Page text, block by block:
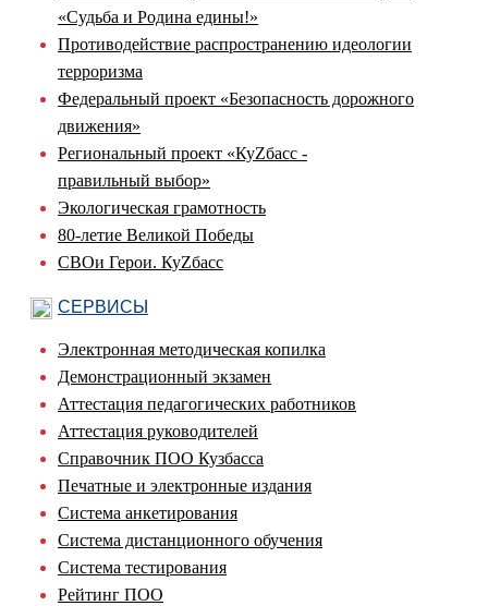
«Судьба и Родина едины!»
Противодействие распространению идеологии
терроризма
Федеральный проект «Безопасность дорожного
движения»
Региональный проект «КуZбасс -
правильный выбор»
Экологическая грамотность
80-летие Великой Победы
СВОи Герои. КуZбасс
СЕРВИСЫ
Электронная методическая копилка
Демонстрационный экзамен
Аттестация педагогических работников
Аттестация руководителей
Справочник ПОО Кузбасса
Печатные и электронные издания
Система анкетирования
Система дистанционного обучения
Система тестирования
Рейтинг ПОО